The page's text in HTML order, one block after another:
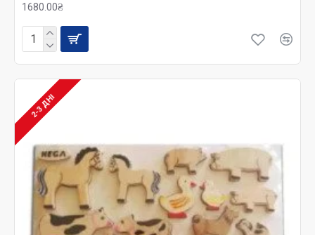
1680.00₴
2-3 ДНІ